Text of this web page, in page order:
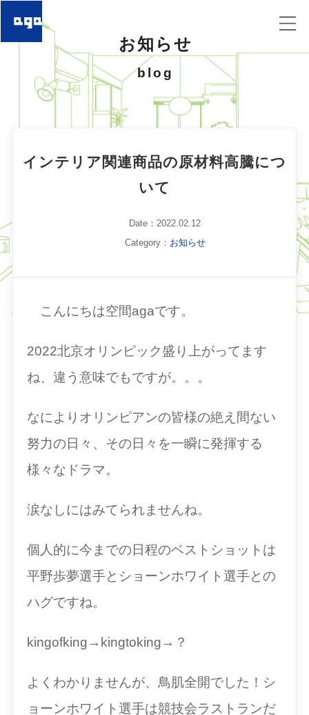
お知らせ
blog
インテリア関連商品の原材料高騰につ
いて
Date：2022.02.12
Category： お知らせ
こんにちは空間agaです。
2022北京オリンピック盛り上がってます
ね、違う意味でもですが。。。
なによりオリンピアンの皆様の絶え間ない
努力の日々、その日々を一瞬に発揮する
様々なドラマ。
涙なしにはみてられませんね。
個人的に今までの日程のベストショットは
平野歩夢選手とショーンホワイト選手との
ハグですね。
kingofking→kingtoking→？
よくわかりませんが、鳥肌全開でした！シ
ョーンホワイト選手は競技会ラストランだ